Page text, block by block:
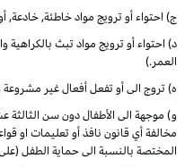
ج) احتواء أو ترويج مواد خاطئة, خادعة,
د) احتواء أو ترويج مواد تبث
العمر.)
ه) تروج الى أو تفعل أفعال غير مشروعة
و) موجهة الى الأطفال دون سن
مخالفة أي قانون نافذ أو تعليمات او
المختصة بالنسبة الى حماية الطفل